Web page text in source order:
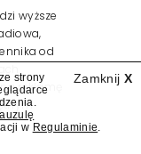
wyższe
od
reklamę
Zamknij X
strony
w Regulaminie.